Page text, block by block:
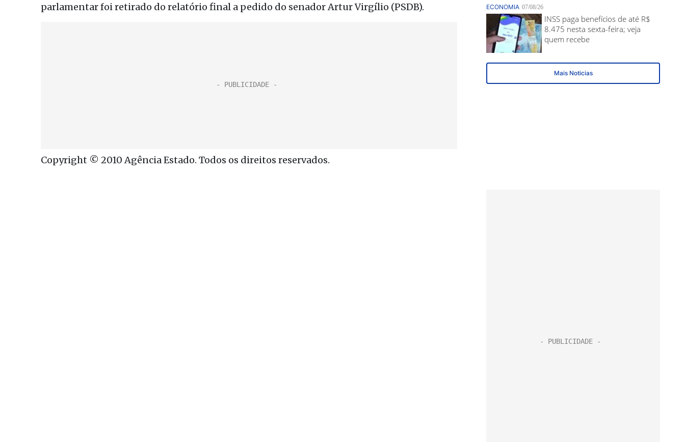
parlamentar foi retirado do relatório final a pedido do senador Artur Virgílio (PSDB).
Copyright © 2010 Agência Estado. Todos os direitos reservados.